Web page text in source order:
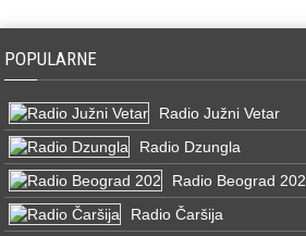
POPULARNE
Radio Južni Vetar
Radio Dzungla
Radio Beograd 202
Radio Čaršija